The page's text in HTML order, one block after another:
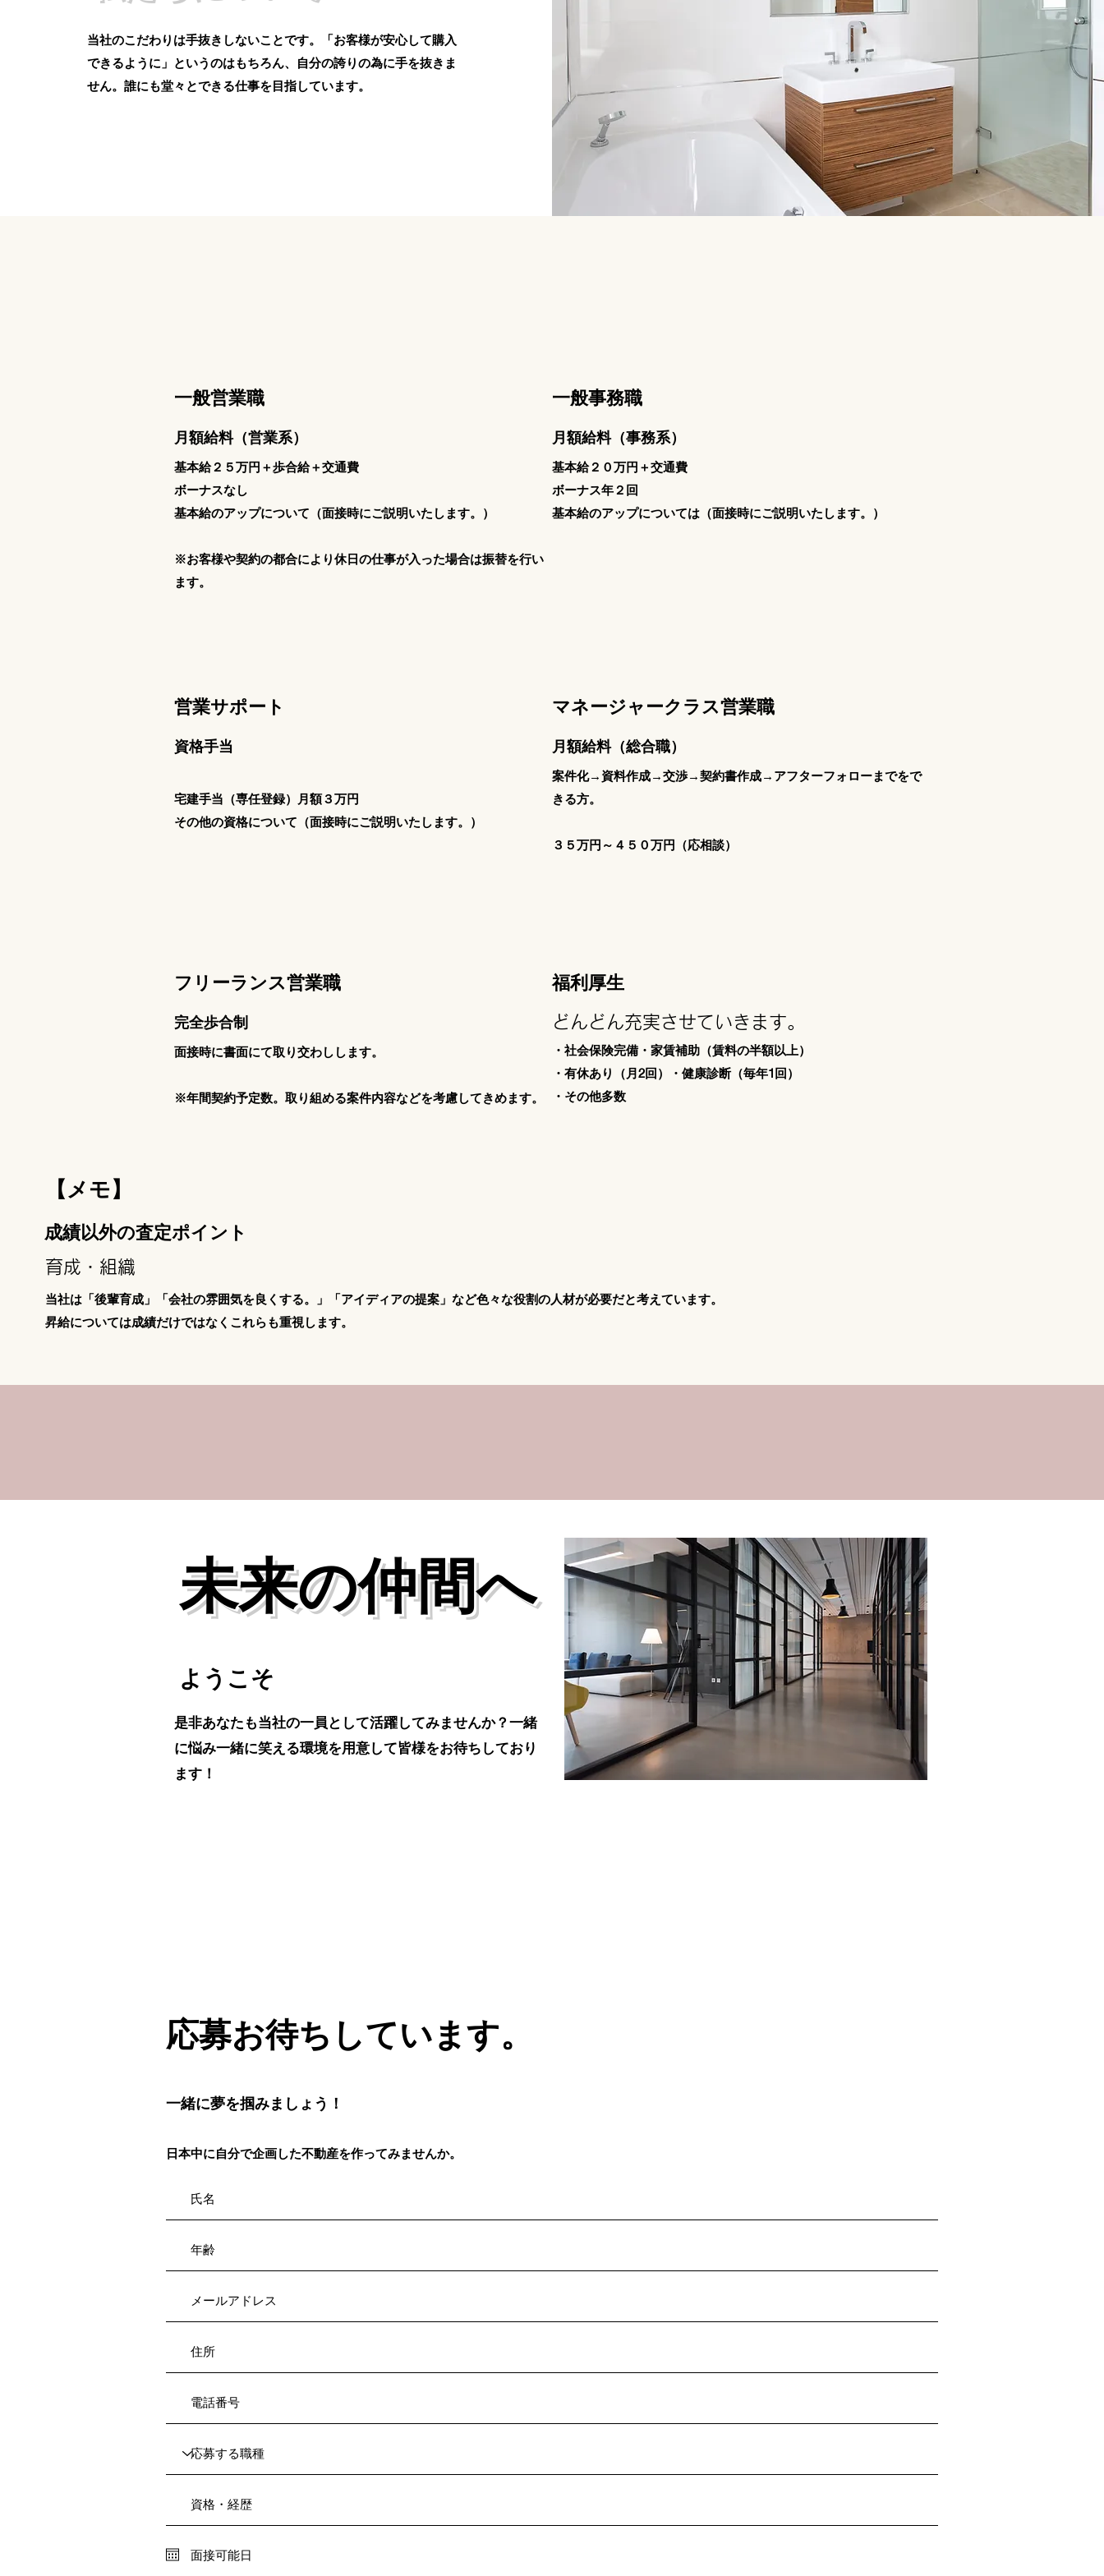
当社のこだわりは手抜きしないことです。「お客様が安心して購入
できるように」というのはもちろん、自分の誇りの為に手を抜きま
せん。誰にも堂々とできる仕事を目指しています。
一般営業職
月額給料（営業系）
基本給２５万円＋歩合給＋交通費
ボーナスなし
基本給のアップについて（面接時にご説明いたします。）
※お客様や契約の都合により休日の仕事が入った場合は振替を行い
ます。
一般事務職
月額​​給料（事務系）
基本給２０万円＋交通費
ボーナス年２回
基本給のアップについては（面接時にご説明いたします。）
営業サポート
資格手当
​宅建手当（専任登録）月額３万円
​その他の資格について（面接時にご説明いたします。）
マネージャークラス営業職
​​月額給料（総合職）
案件化→資料作成→交渉→契約書作成→アフターフォローまでをで
きる方。
３５万円～４５０万円（応相談）
フリーランス営業職
完全歩合制
面接時に書面にて取り交わしします。
※年間契約予定数。取り組める案件内容などを考慮してきめます。
福利厚生
どんどん充実させていきます。
・社会保険完備・家賃補助（賃料の半額以上）
・有休あり（月2回）・健康診断（毎年1回）
・その他多数
【メモ】
成績以外の査定ポイント
育成・組織
当社は「後輩育成」「会社の雰囲気を良くする。」「アイディアの提案」など色々な役割の人材が必要だと考えています。
昇給については成績だけではなくこれらも重視します。
未来の仲間へ
ようこそ
是非あなたも当社の一員として活躍してみませんか？一緒
に悩み一緒に笑える環境を用意して皆様をお待ちしており
ます！
​応募お待ちしています。
​​一緒に夢を掴みましょう！
日本中に自分で企画した不動産を作ってみませんか。